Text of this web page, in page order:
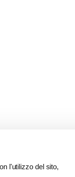
l'utilizzo del sito,